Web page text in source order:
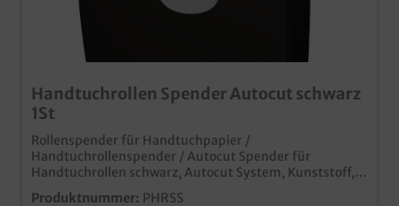
Handtuchrollen Spender Autocut schwarz
1St
Rollenspender für Handtuchpapier /
Handtuchrollenspender / Autocut Spender für
Handtuchrollen schwarz, Autocut System, Kunststoff,
abschließbar, Größe 313 × 355 × 220 mm (B × H × T) für
Produktnummer: PHRSS